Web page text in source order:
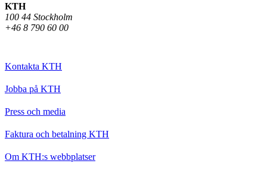
KTH
100 44 Stockholm
+46 8 790 60 00
Kontakta KTH
Jobba på KTH
Press och media
Faktura och betalning KTH
Om KTH:s webbplatser